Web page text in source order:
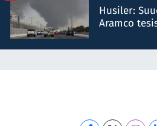
Husiler:
Aramco